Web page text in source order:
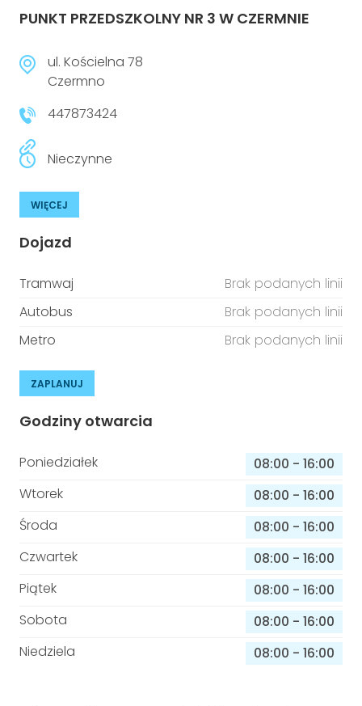
PUNKT PRZEDSZKOLNY NR 3 W CZERMNIE
ul. Kościelna 78
Czermno
447873424
Nieczynne
WIĘCEJ
Dojazd
Tramwaj
Brak podanych linii
Autobus
Brak podanych linii
Metro
Brak podanych linii
ZAPLANUJ
Godziny otwarcia
Poniedziałek 08:00 - 16:00
Wtorek
08:00 - 16:00
Środa
08:00 - 16:00
Czwartek
08:00 - 16:00
Piątek
08:00 - 16:00
Sobota
08:00 - 16:00
Niedziela
08:00 - 16:00